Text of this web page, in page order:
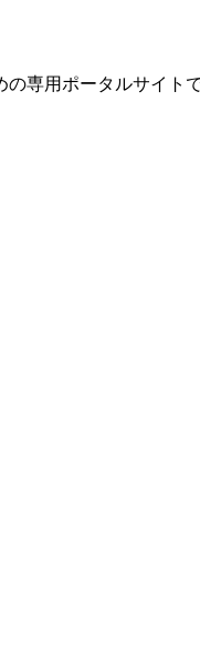
の専用ポータルサイ